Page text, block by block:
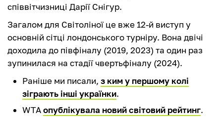
співвітчизниці Дарії Снігур.
Загалом для Світоліної це вже 12-й виступ у
основній сітці лондонського турніру. Вона двічі
доходила до півфіналу (2019, 2023) та один раз
зупинилася на стадії чвертьфіналу (2024).
Раніше ми писали, з ким у першому колі
зіграють інші українки.
WTAопублікувала новий світовий рейтинг.